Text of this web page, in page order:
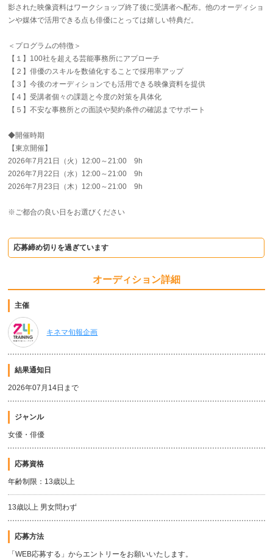
影された映像資料はワークショップ終了後に受講者へ配布。他のオーディショ
ンや媒体で活用できる点も俳優にとっては嬉しい特典だ。
＜プログラムの特徴＞
【１】100社を超える芸能事務所にアプローチ
【２】俳優のスキルを数値化することで採用率アップ
【３】今後のオーディションでも活用できる映像資料を提供
【４】受講者個々の課題と今度の対策を具体化
【５】不安な事務所との面談や契約条件の確認までサポート
◆開催時期
【東京開催】
2026年7月21日（火）12:00～21:00 9h
2026年7月22日（水）12:00～21:00 9h
2026年7月23日（木）12:00～21:00 9h
※ご都合の良い日をお選びください
応募締め切りを過ぎています
オーディション詳細
主催
キネマ旬報企画
結果通知日
2026年07月14日まで
ジャンル
女優・俳優
応募資格
年齢制限：13歳以上
13歳以上 男女問わず
応募方法
「WEB応募する」からエントリーをお願いいたします。